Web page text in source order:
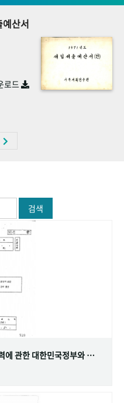
정박물
+1주년 광장
산서
로드
검색
가족계획 분야에 있어서의 기술협력에 관한 대한민국정부와 스웨덴 정부간의 협정